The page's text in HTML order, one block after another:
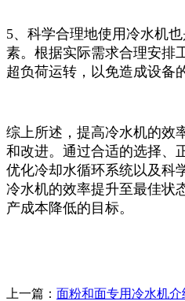
5、科学合理地使用冷水机
素。根据实际需求合理安排
超负荷运转，以免造成设备
综上所述，提高冷水机的效
和改进。通过合适的选择、
优化冷却水循环系统以及科
冷水机的效率提升至最佳状
产成本降低的目标。
上一篇： 面粉和面专用冷水机介